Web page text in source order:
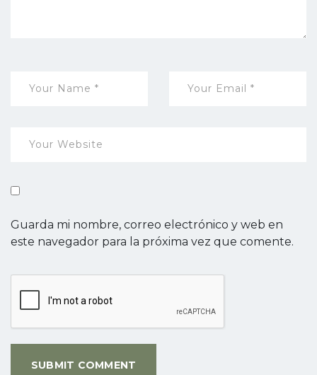
Guarda mi nombre, correo electrónico y web en
este navegador para la próxima vez que comente.